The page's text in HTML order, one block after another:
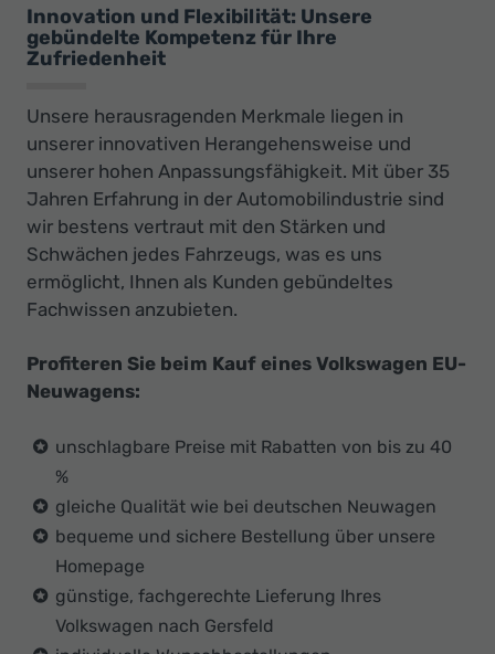
Innovation und Flexibilität: Unsere
gebündelte Kompetenz für Ihre
Zufriedenheit
Unsere herausragenden Merkmale liegen in
unserer innovativen Herangehensweise und
unserer hohen Anpassungsfähigkeit. Mit über 35
Jahren Erfahrung in der Automobilindustrie sind
wir bestens vertraut mit den Stärken und
Schwächen jedes Fahrzeugs, was es uns
ermöglicht, Ihnen als Kunden gebündeltes
Fachwissen anzubieten.
Profiteren Sie beim Kauf eines Volkswagen EU-
Neuwagens:
unschlagbare Preise mit Rabatten von bis zu 40
%
gleiche Qualität wie bei deutschen Neuwagen
bequeme und sichere Bestellung über unsere
Homepage
günstige, fachgerechte Lieferung Ihres
Volkswagen nach Gersfeld